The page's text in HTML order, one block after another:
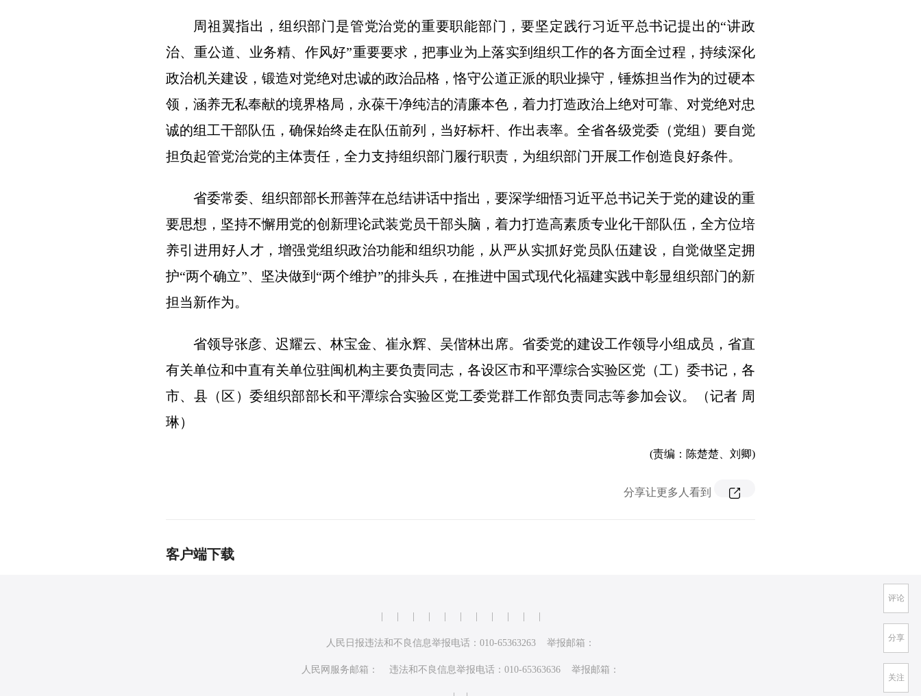
周祖翼指出，组织部门是管党治党的重要职能部门，要坚定践行习近平总书记提出的“讲政
治、重公道、业务精、作风好”重要要求，把事业为上落实到组织工作的各方面全过程，持续深化
政治机关建设，锻造对党绝对忠诚的政治品格，恪守公道正派的职业操守，锤炼担当作为的过硬本
领，涵养无私奉献的境界格局，永葆干净纯洁的清廉本色，着力打造政治上绝对可靠、对党绝对忠
诚的组工干部队伍，确保始终走在队伍前列，当好标杆、作出表率。全省各级党委（党组）要自觉
担负起管党治党的主体责任，全力支持组织部门履行职责，为组织部门开展工作创造良好条件。
省委常委、组织部部长邢善萍在总结讲话中指出，要深学细悟习近平总书记关于党的建设的重
要思想，坚持不懈用党的创新理论武装党员干部头脑，着力打造高素质专业化干部队伍，全方位培
养引进用好人才，增强党组织政治功能和组织功能，从严从实抓好党员队伍建设，自觉做坚定拥
护“两个确立”、坚决做到“两个维护”的排头兵，在推进中国式现代化福建实践中彰显组织部门的新
担当新作为。
省领导张彦、迟耀云、林宝金、崔永辉、吴偕林出席。省委党的建设工作领导小组成员，省直
有关单位和中直有关单位驻闽机构主要负责同志，各设区市和平潭综合实验区党（工）委书记，各
市、县（区）委组织部部长和平潭综合实验区党工委党群工作部负责同志等参加会议。（记者 周
琳）
(责编：陈楚楚、刘卿)
分享让更多人看到
客户端下载
人民日报违法和不良信息举报电话：010-65363263 举报邮箱：
人民网服务邮箱： 违法和不良信息举报电话：010-65363636 举报邮箱：
评论
分享
关注